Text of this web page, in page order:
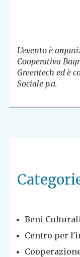
L’evento è
Cooperativa
Greentech ed è
Sociale p.a.
Beni Culturali
Centro per